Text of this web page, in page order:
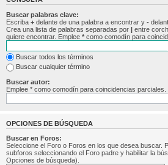
Buscar palabras clave:
Escriba + delante de una palabra a encontrar y -
Crea una lista de palabras separadas por | entre
quiere encontrar. Emplee * como comodín para
Buscar todos los términos
Buscar cualquier término
Buscar autor:
Emplee * como comodín para coincidencias parciales.
OPCIONES DE BÚSQUEDA
Buscar en Foros:
Seleccione el Foro o Foros en los que desea buscar.
subforos seleccionando el Foro padre y habilitar la
Opciones de búsqueda).